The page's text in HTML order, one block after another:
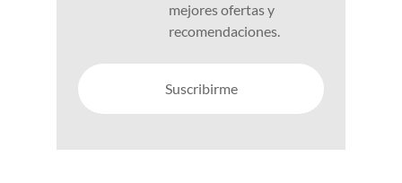
mejores ofertas y
recomendaciones.
Suscribirme